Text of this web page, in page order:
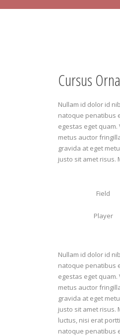
Cursus
Nullam id dolor id
natoque penatibus
egestas eget
metus auctor
gravida at eget
justo sit amet risus.
Field
Player
Nullam id dolor id
natoque penatibus
egestas eget
metus auctor
gravida at eget
justo sit amet risus.
luctus, nisi erat
natoque penatibus